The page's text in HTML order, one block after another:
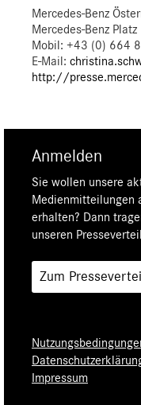
Mercedes-Benz
Mercedes-Benz
Mobil: +43 (0) 664
E-Mail:
http://
Anmelden
Sie wollen unsere
Medienmitteilungen
erhalten? Dann
unseren
Zum
Impressum